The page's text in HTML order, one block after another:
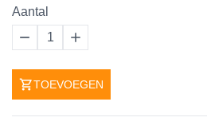
Aantal
1
TOEVOEGEN